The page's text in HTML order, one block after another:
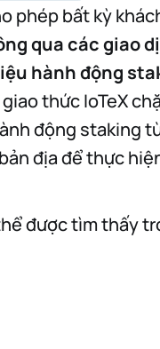
phép bất kỳ
qua các giao
hành động
thức IoTeX
động staking
địa để thực
được tìm thấy